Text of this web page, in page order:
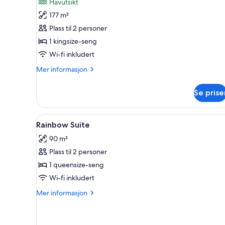
Suites
at
Paradise
Ridge
Havutsikt
177 m²
Plass til 2 personer
1 kingsize-seng
Wi-fi inkludert
Mer informasjon
Mer
at
Paradise
Ridge
Se
Åpne
alle
bildene
av
Rainbow
Suite
Allergitestet sengetøy,
2
Rainbow Suite
90 m²
Plass til 2 personer
1 queensize-seng
Wi-fi inkludert
Mer informasjon
Mer